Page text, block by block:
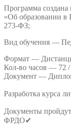
Программа создана
«Об образовании в
273-ФЗ;
Вид обучения —
Формат —
Кол-во часов — 72
Документ —
Разработка курса
Документы
ФРДО✔